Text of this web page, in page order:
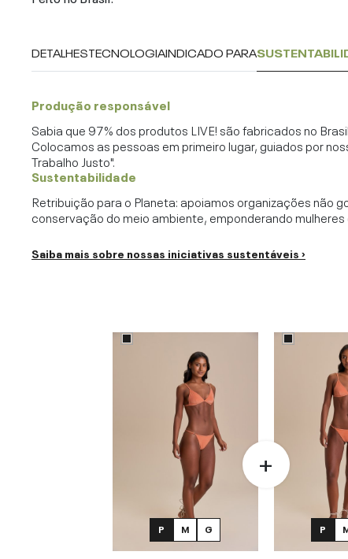
DETALHESTECNOLOGIAINDICADO PARA
Produção responsável
Sabia que 97% dos produtos LIVE! são fabricados no
Colocamos as pessoas em primeiro lugar, guiados por
Trabalho Justo".
Sustentabilidade
Retribuição para o Planeta: apoiamos organizações não
conservação do meio ambiente, emponderando
Saiba mais sobre nossas iniciativas sustentáveis ›
P M G P